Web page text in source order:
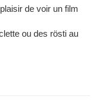
de voir un film
ou des rösti au